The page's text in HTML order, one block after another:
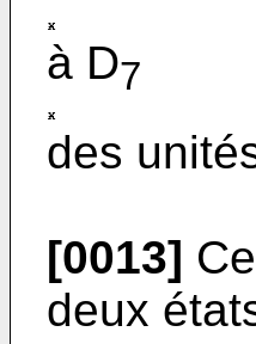
à D7
des
[0013]
deux